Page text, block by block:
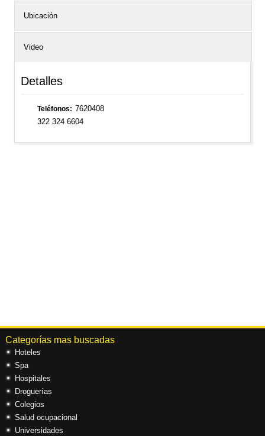
Ubicación
Video
Detalles
Teléfonos
7620408
322 324 6604
Categorías mas buscadas
Hoteles
Spa
Hospitales
Droguerías
Colegios
Salud ocupacional
Universidades